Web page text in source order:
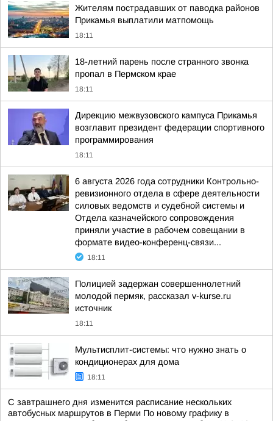
Жителям пострадавших от паводка районов
Прикамья выплатили матпомощь
18:11
18-летний парень после странного звонка
пропал в Пермском крае
18:11
Дирекцию межвузовского кампуса Прикамья
возглавит президент федерации спортивного
программирования
18:11
6 августа 2026 года сотрудники Контрольно-
ревизионного отдела в сфере деятельности
силовых ведомств и судебной системы и
Отдела казначейского сопровождения
приняли участие в рабочем совещании в
формате видео-конференц-связи...
18:11
Полицией задержан совершеннолетний
молодой пермяк, рассказал v-kurse.ru
источник
18:11
Мультисплит-системы: что нужно знать о
кондиционерах для дома
18:11
С завтрашнего дня изменится расписание нескольких
автобусных маршрутов в Перми По новому графику в